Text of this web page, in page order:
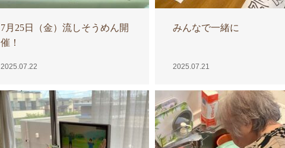
7月25日（金）流しそうめん開
催！
2025.07.22
みんなで一緒に
2025.07.21